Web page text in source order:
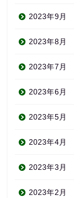
2023年9月
2023年8月
2023年7月
2023年6月
2023年5月
2023年4月
2023年3月
2023年2月